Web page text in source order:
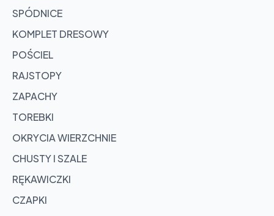
SPÓDNICE
KOMPLET DRESOWY
POŚCIEL
RAJSTOPY
ZAPACHY
TOREBKI
OKRYCIA WIERZCHNIE
CHUSTY I SZALE
RĘKAWICZKI
CZAPKI